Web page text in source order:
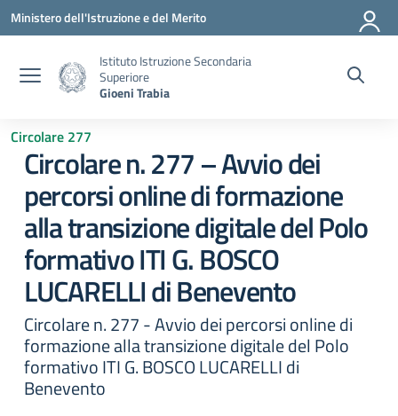
Vai ai contenuti
Vai al menu di navigazione
Vai al footer
Ministero dell'Istruzione e del Merito
Istituto Istruzione Secondaria
Superiore
Gioeni Trabia
Circolare 277
Circolare n. 277 – Avvio dei
percorsi online di formazione
alla transizione digitale del Polo
formativo ITI G. BOSCO
LUCARELLI di Benevento
Circolare n. 277 - Avvio dei percorsi online di
formazione alla transizione digitale del Polo
formativo ITI G. BOSCO LUCARELLI di
Benevento